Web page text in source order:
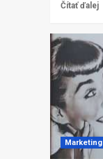
Čítať ďalej
Marketing